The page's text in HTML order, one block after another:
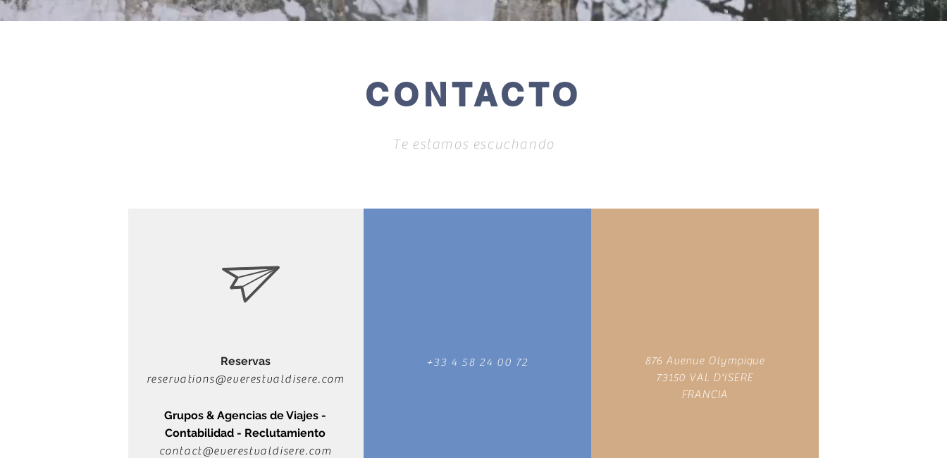
CONTACTO
Te estamos escuchando
Reservas
reservations@everestvaldisere.com
Grupos & Agencias de Viajes -
Contabilidad - Reclutamiento
contact@everestvaldisere.com
+33 4 58 24 00 72
876 Avenue Olympique
73150 VAL D'ISERE
FRANCIA